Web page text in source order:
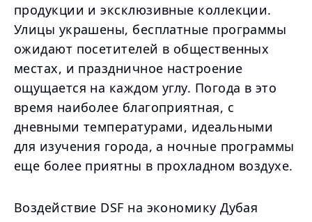
продукции и эксклюзивные коллекции.
Улицы украшены, бесплатные программы
ожидают посетителей в общественных
местах, и праздничное настроение
ощущается на каждом углу. Погода в это
время наиболее благоприятная, с
дневными температурами, идеальными
для изучения города, а ночные программы
еще более приятны в прохладном воздухе.
Воздействие DSF на экономику Дубая